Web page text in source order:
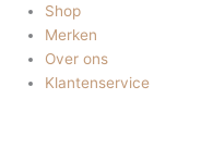
Shop
Merken
Over ons
Klantenservice